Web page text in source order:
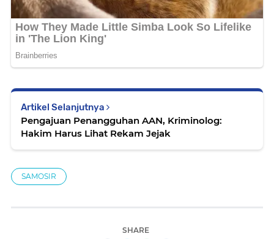
Artikel Selanjutnya
Pengajuan Penangguhan AAN, Kriminolog:
Hakim Harus Lihat Rekam Jejak
SAMOSIR
SHARE